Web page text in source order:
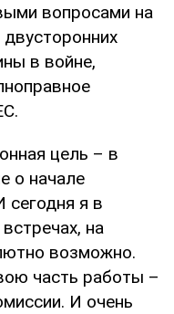
вопросами на
в войне,
цель – в
о начале
сегодня я в
на
возможно.
часть работы –
И очень